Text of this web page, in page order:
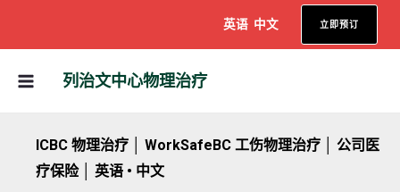
英语 中文 立即预订
列治文中心物理治疗
ICBC 物理治疗 │ WorkSafeBC 工伤物理治疗 │ 公司医
疗保险 │ 英语 • 中文